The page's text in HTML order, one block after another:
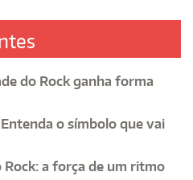
do Rock ganha forma
o símbolo que vai
Rock: a força de um ritmo